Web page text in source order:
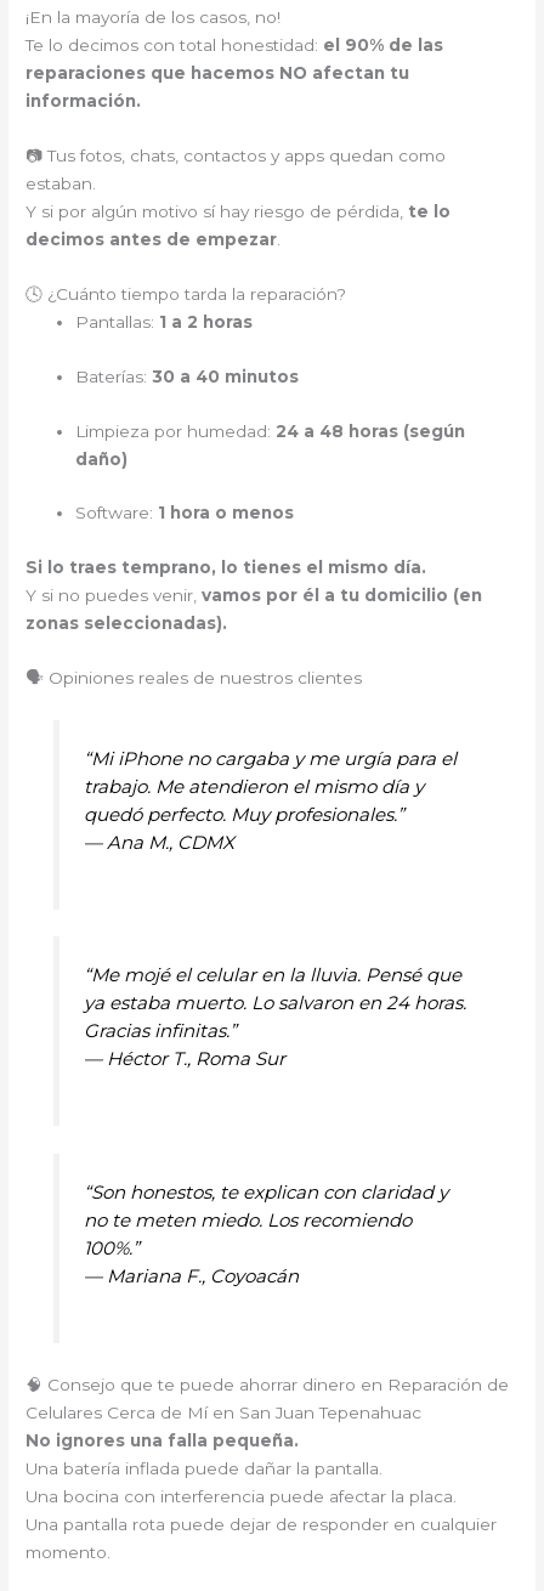
¡En la mayoría de los casos, no!
Te lo decimos con total honestidad: el 90% de las
reparaciones que hacemos NO afectan tu
información.
📷 Tus fotos, chats, contactos y apps quedan como
estaban.
Y si por algún motivo sí hay riesgo de pérdida, te lo
decimos antes de empezar
🕓 ¿Cuánto tiempo tarda la reparación?
Pantallas: 1 a 2 horas
Baterías:30 a 40 minutos
Limpieza por humedad: 24 a 48 horas (según
daño)
Software: 1 hora o menos
Si lo traes temprano, lo tienes el mismo día.
Y si no puedes venir,vamos por él a tu domicilio (en
zonas seleccionadas).
🗣️ Opiniones reales de nuestros clientes
“Mi iPhone no cargaba y me urgía para el
trabajo. Me atendieron el mismo día y
quedó perfecto. Muy profesionales.”
— Ana M., CDMX
“Me mojé el celular en la lluvia. Pensé que
ya estaba muerto. Lo salvaron en 24 horas.
Gracias infinitas.”
— Héctor T., Roma Sur
“Son honestos, te explican con claridad y
no te meten miedo. Los recomiendo
100%.”
— Mariana F., Coyoacán
🧠 Consejo que te puede ahorrar dinero en Reparación de
Celulares Cerca de Mí en San Juan Tepenahuac
No ignores una falla pequeña.
Una batería inflada puede dañar la pantalla.
Una bocina con interferencia puede afectar la placa.
Una pantalla rota puede dejar de responder en cualquier
momento.